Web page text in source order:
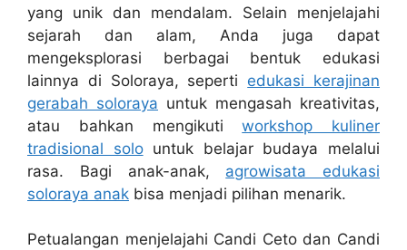
yang unik dan mendalam. Selain menjelajahi
sejarah dan alam, Anda juga dapat
mengeksplorasi berbagai bentuk edukasi
lainnya di Soloraya, seperti edukasi kerajinan
gerabah soloraya untuk mengasah kreativitas,
atau bahkan mengikutiworkshop kuliner
tradisional solountuk belajar budaya melalui
rasa. Bagi anak-anak, agrowisata edukasi
soloraya anak bisa menjadi pilihan menarik.
Petualangan menjelajahi Candi Ceto dan Candi